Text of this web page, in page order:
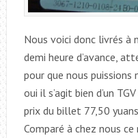
Nous voici donc livrés à
demi heure d’avance,
pour que nous puissions
oui il s’agit bien d’un
prix du billet 77,50
Comparé à chez nous